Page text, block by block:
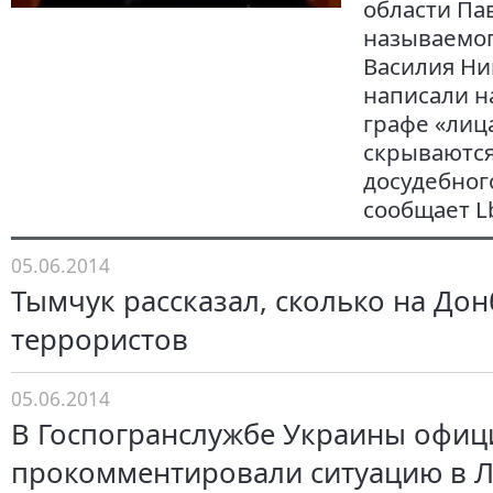
области
Василия
написали
графе
сообщает
05.06.2014
Тымчук рассказал, сколько на
террористов
05.06.2014
В Госпогранслужбе Украины
прокомментировали ситуацию в